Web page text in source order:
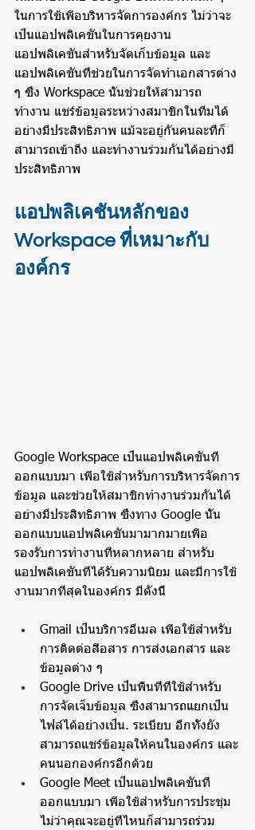
ในการใช้เพื่อบริหารจัดการองค์กร ไม่ว่าจะ
เป็นแอปพลิเคชันในการคุยงาน
แอปพลิเคชันสำหรับจัดเก็บข้อมูล และ
แอปพลิเคชันที่ช่วยในการจัดทำเอกสารต่าง
ๆ ซึ่ง Workspace นั้นช่วยให้สามารถ
ทำงาน แชร์ข้อมูลระหว่างสมาชิกในทีมได้
อย่างมีประสิทธิภาพ แม้จะอยู่กันคนละที่ก็
สามารถเข้าถึง และทำงานร่วมกันได้อย่างมี
ประสิทธิภาพ
แอปพลิเคชันหลักของ
Workspace ที่เหมาะกับ
องค์กร
Google Workspace เป็นแอปพลิเคชันที่
ออกแบบมา เพื่อใช้สำหรับการบริหารจัดการ
ข้อมูล และช่วยให้สมาชิกทำงานร่วมกันได้
อย่างมีประสิทธิภาพ ซึ่งทาง Google นั้น
ออกแบบแอปพลิเคชันมามากมายเพื่อ
รองรับการทำงานที่หลากหลาย สำหรับ
แอปพลิเคชันที่ได้รับความนิยม และมีการใช้
งานมากที่สุดในองค์กร มีดังนี้
Gmail เป็นบริการอีเมล เพื่อใช้สำหรับ
การติดต่อสื่อสาร การส่งเอกสาร และ
ข้อมูลต่าง ๆ
Google Drive เป็นพื้นที่ที่ใช้สำหรับ
การจัดเจ็บข้อมูล ซึ่งสามารถแยกเป็น
ไฟล์ได้อย่างเป็น. ระเบียบ อีกทั้งยัง
สามารถแชร์ข้อมูลให้คนในองค์กร และ
คนนอกองค์กรอีกด้วย
Google Meet เป็นแอปพลิเคชันที่
ออกแบบมา เพื่อใช้สำหรับการประชุม
ไม่ว่าคุณจะอยู่ที่ไหนก็สามารถร่วม